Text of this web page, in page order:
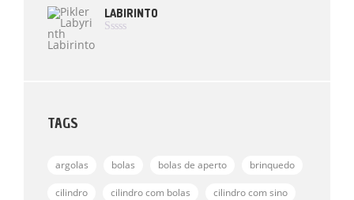
0
D
A
L
I
LABIRINTO
TAGS
argolas bolas bolas de aperto brinquedo
cilindro cilindro com bolas cilindro com sino